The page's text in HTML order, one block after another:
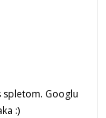
spletom. Googlu
:)